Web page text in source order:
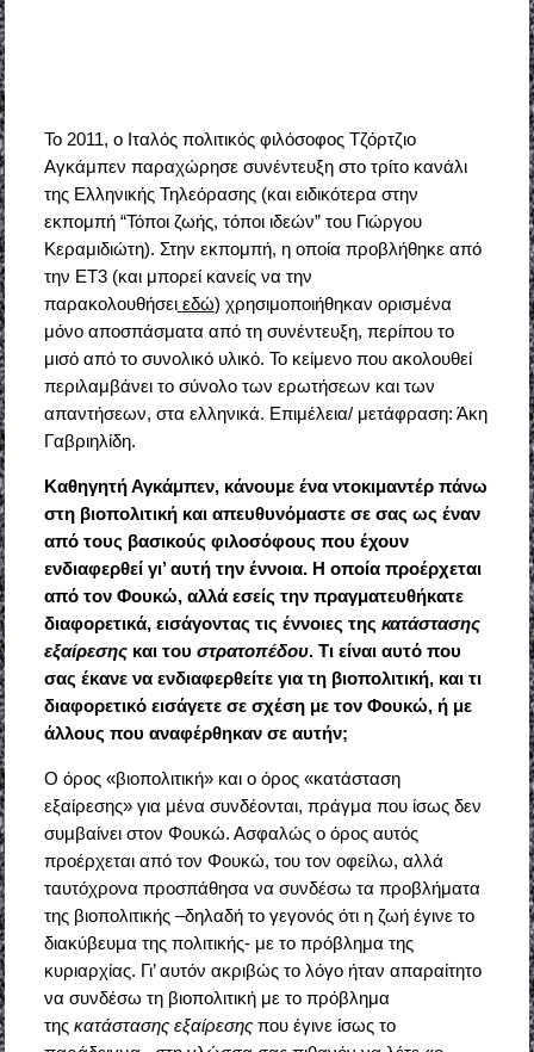
Το 2011, ο Ιταλός πολιτικός φιλόσοφος Τζόρτζιο
Αγκάμπεν παραχώρησε συνέντευξη στο τρίτο κανάλι
της Ελληνικής Τηλεόρασης (και ειδικότερα στην
εκπομπή “Τόποι ζωής, τόποι ιδεών” του Γιώργου
Κεραμιδιώτη). Στην εκπομπή, η οποία προβλήθηκε από
την ΕΤ3 (και μπορεί κανείς να την
παρακολουθήσει εδώ) χρησιμοποιήθηκαν ορισμένα
μόνο αποσπάσματα από τη συνέντευξη, περίπου το
μισό από το συνολικό υλικό. Το κείμενο που ακολουθεί
περιλαμβάνει το σύνολο των ερωτήσεων και των
απαντήσεων, στα ελληνικά. Επιμέλεια/ μετάφραση: Άκη
Γαβριηλίδη.
Καθηγητή Αγκάμπεν, κάνουμε ένα ντοκιμαντέρ πάνω
στη βιοπολιτική και απευθυνόμαστε σε σας ως έναν
από τους βασικούς φιλοσόφους που έχουν
ενδιαφερθεί γι’ αυτή την έννοια. Η οποία προέρχεται
από τον Φουκώ, αλλά εσείς την πραγματευθήκατε
διαφορετικά, εισάγοντας τις έννοιες της κατάστασης
εξαίρεσηςκαι του στρατοπέδου. Τι είναι αυτό που
σας έκανε να ενδιαφερθείτε για τη βιοπολιτική, και τι
διαφορετικό εισάγετε σε σχέση με τον Φουκώ, ή με
άλλους που αναφέρθηκαν σε αυτήν;
Ο όρος «βιοπολιτική» και ο όρος «κατάσταση
εξαίρεσης» για μένα συνδέονται, πράγμα που ίσως δεν
συμβαίνει στον Φουκώ. Ασφαλώς ο όρος αυτός
προέρχεταιαπό τον Φουκώ, του τον οφείλω, αλλά
ταυτόχρονα προσπάθησα να συνδέσω τα προβλήματα
της βιοπολιτικής –δηλαδή το γεγονός ότι η ζωή έγινε το
διακύβευμα της πολιτικής- με το πρόβλημα της
κυριαρχίας. Γι’ αυτόν ακριβώς το λόγο ήταν απαραίτητο
να συνδέσω τη βιοπολιτική με το πρόβλημα
της κατάστασης εξαίρεσηςπου έγινε ίσως το